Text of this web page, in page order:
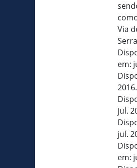
Via
em:
2016.
jul.
jul.
em: